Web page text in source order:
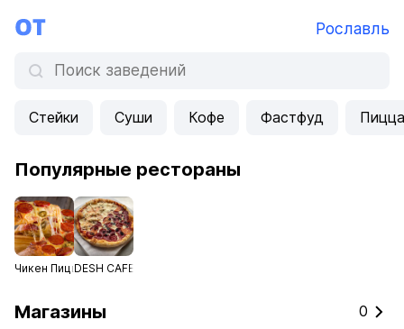
Рославль
Стейки Суши Кофе Фастфуд Пицца
Популярные рестораны
Чикен ПиццаDESH CAFE
Магазины 0